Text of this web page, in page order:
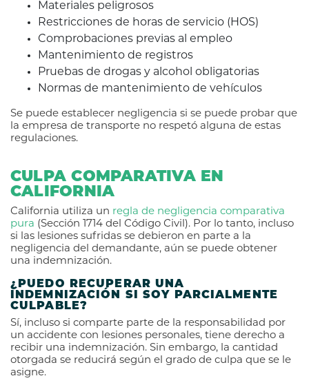
Materiales peligrosos
Restricciones de horas de servicio (HOS)
Comprobaciones previas al empleo
Mantenimiento de registros
Pruebas de drogas y alcohol obligatorias
Normas de mantenimiento de vehículos
Se puede establecer negligencia si se puede probar que
la empresa de transporte no respetó alguna de estas
regulaciones.
CULPA COMPARATIVA EN
CALIFORNIA
California utiliza un regla de negligencia comparativa
pura (Sección 1714 del Código Civil). Por lo tanto, incluso
si las lesiones sufridas se debieron en parte a la
negligencia del demandante, aún se puede obtener
una indemnización.
¿PUEDO RECUPERAR UNA
INDEMNIZACIÓN SI SOY PARCIALMENTE
CULPABLE?
Sí, incluso si comparte parte de la responsabilidad por
un accidente con lesiones personales, tiene derecho a
recibir una indemnización. Sin embargo, la cantidad
otorgada se reducirá según el grado de culpa que se le
asigne.